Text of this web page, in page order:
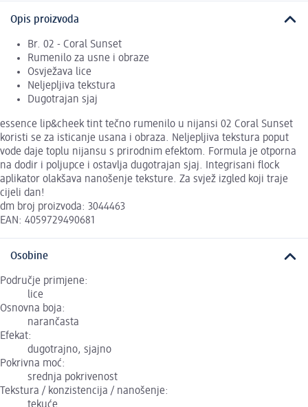
Opis proizvoda
Br. 02 - Coral Sunset
Rumenilo za usne i obraze
Osvježava lice
Neljepljiva tekstura
Dugotrajan sjaj
essence lip&cheek tint tečno rumenilo u nijansi 02 Coral Sunset
koristi se za isticanje usana i obraza. Neljepljiva tekstura poput
vode daje toplu nijansu s prirodnim efektom. Formula je otporna
na dodir i poljupce i ostavlja dugotrajan sjaj. Integrisani flock
aplikator olakšava nanošenje teksture. Za svjež izgled koji traje
cijeli dan!
dm broj proizvoda: 3044463
EAN: 4059729490681
Osobine
Područje primjene:
lice
Osnovna boja:
narančasta
Efekat:
dugotrajno, sjajno
Pokrivna moć:
srednja pokrivenost
Tekstura / konzistencija / nanošenje: